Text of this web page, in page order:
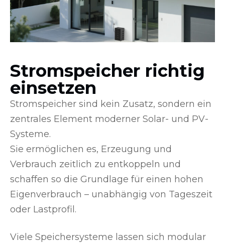
Stromspeicher richtig
einsetzen
Stromspeicher sind kein Zusatz, sondern ein
zentrales Element moderner Solar- und PV-
Systeme.
Sie ermöglichen es, Erzeugung und
Verbrauch zeitlich zu entkoppeln und
schaffen so die Grundlage für einen hohen
Eigenverbrauch – unabhängig von Tageszeit
oder Lastprofil.
Viele Speichersysteme lassen sich modular